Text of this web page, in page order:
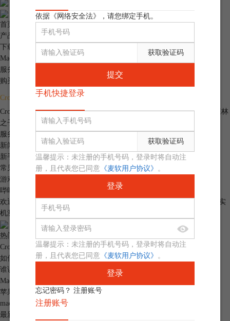
依据《网络安全法》，请您绑定手机。
获取验证码
提交
手机快捷登录
获取验证码
温馨提示：未注册的手机号码，登录时将自动注
册，且代表您已同意 《麦软用户协议》 。
登录
温馨提示：未注册的手机号码，登录时将自动注
册，且代表您已同意 《麦软用户协议》 。
登录
忘记密码？ 注册账号
注册账号
首页
产品
下载
Mac游戏大全
服务
购买
CrossOver 限时特惠限时仅需￥
CrossOver中文官网>新闻资讯> 《森林之子》是什么类型的游戏 《森林
之子》Mac电脑也能玩吗
服务中心
新闻资讯
新手入门
常见问题
游戏评测
哔哩哔哩
欢迎加入 CrossOver 产品的大家庭，立即扫码关注B站账号，观看更多实
机测试。
热门文章
CrossOver无限试用mac CrossOver如何永久免费
如何在 Mac 中运行 Office 办公软件
谁说Mac没游戏？2023年苹果电脑最受欢迎的8款3A游戏推荐
Mac支持的网络游戏有哪些？
苹果电脑可以玩《原神》吗？Mac电脑如何用CrossOver安装《原神》
mac运行虚拟机的优点与缺点 mac虚拟机安装win10好用吗
最新资讯